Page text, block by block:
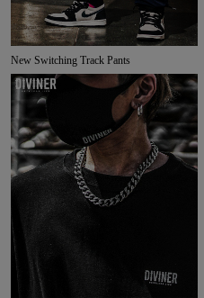
New Switching Track Pants